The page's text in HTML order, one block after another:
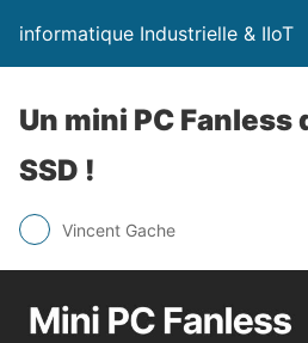
informatique Industrielle & IIoT
Un mini PC Fanless
SSD !
Vincent Gache